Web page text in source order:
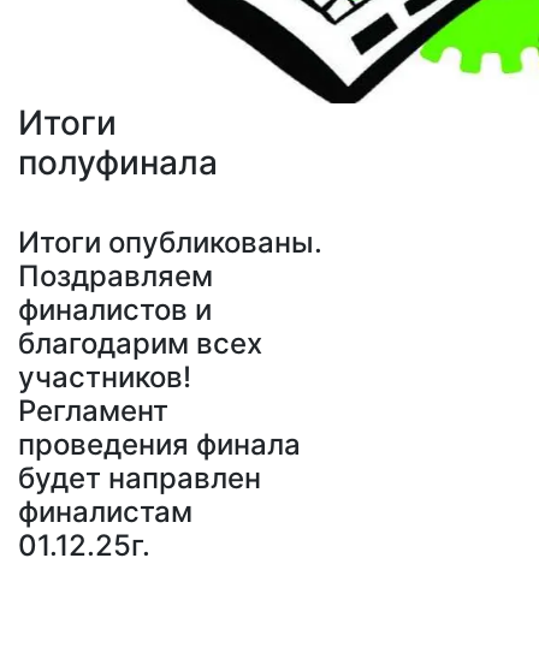
Итоги
полуфинала
Итоги опубликованы.
Поздравляем
финалистов и
благодарим всех
участников!
Регламент
проведения финала
будет направлен
финалистам
01.12.25г.